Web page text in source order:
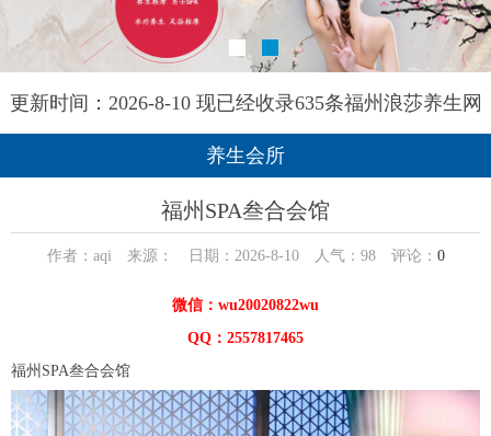
更新时间：2026-8-10 现已经收录635条福州浪莎养生网
信息
养生会所
福州SPA叁合会馆
作者：aqi 来源： 日期：2026-8-10 人气： 98评论： 0
微信：wu20020822wu
QQ：2557817465
福州SPA叁合会馆